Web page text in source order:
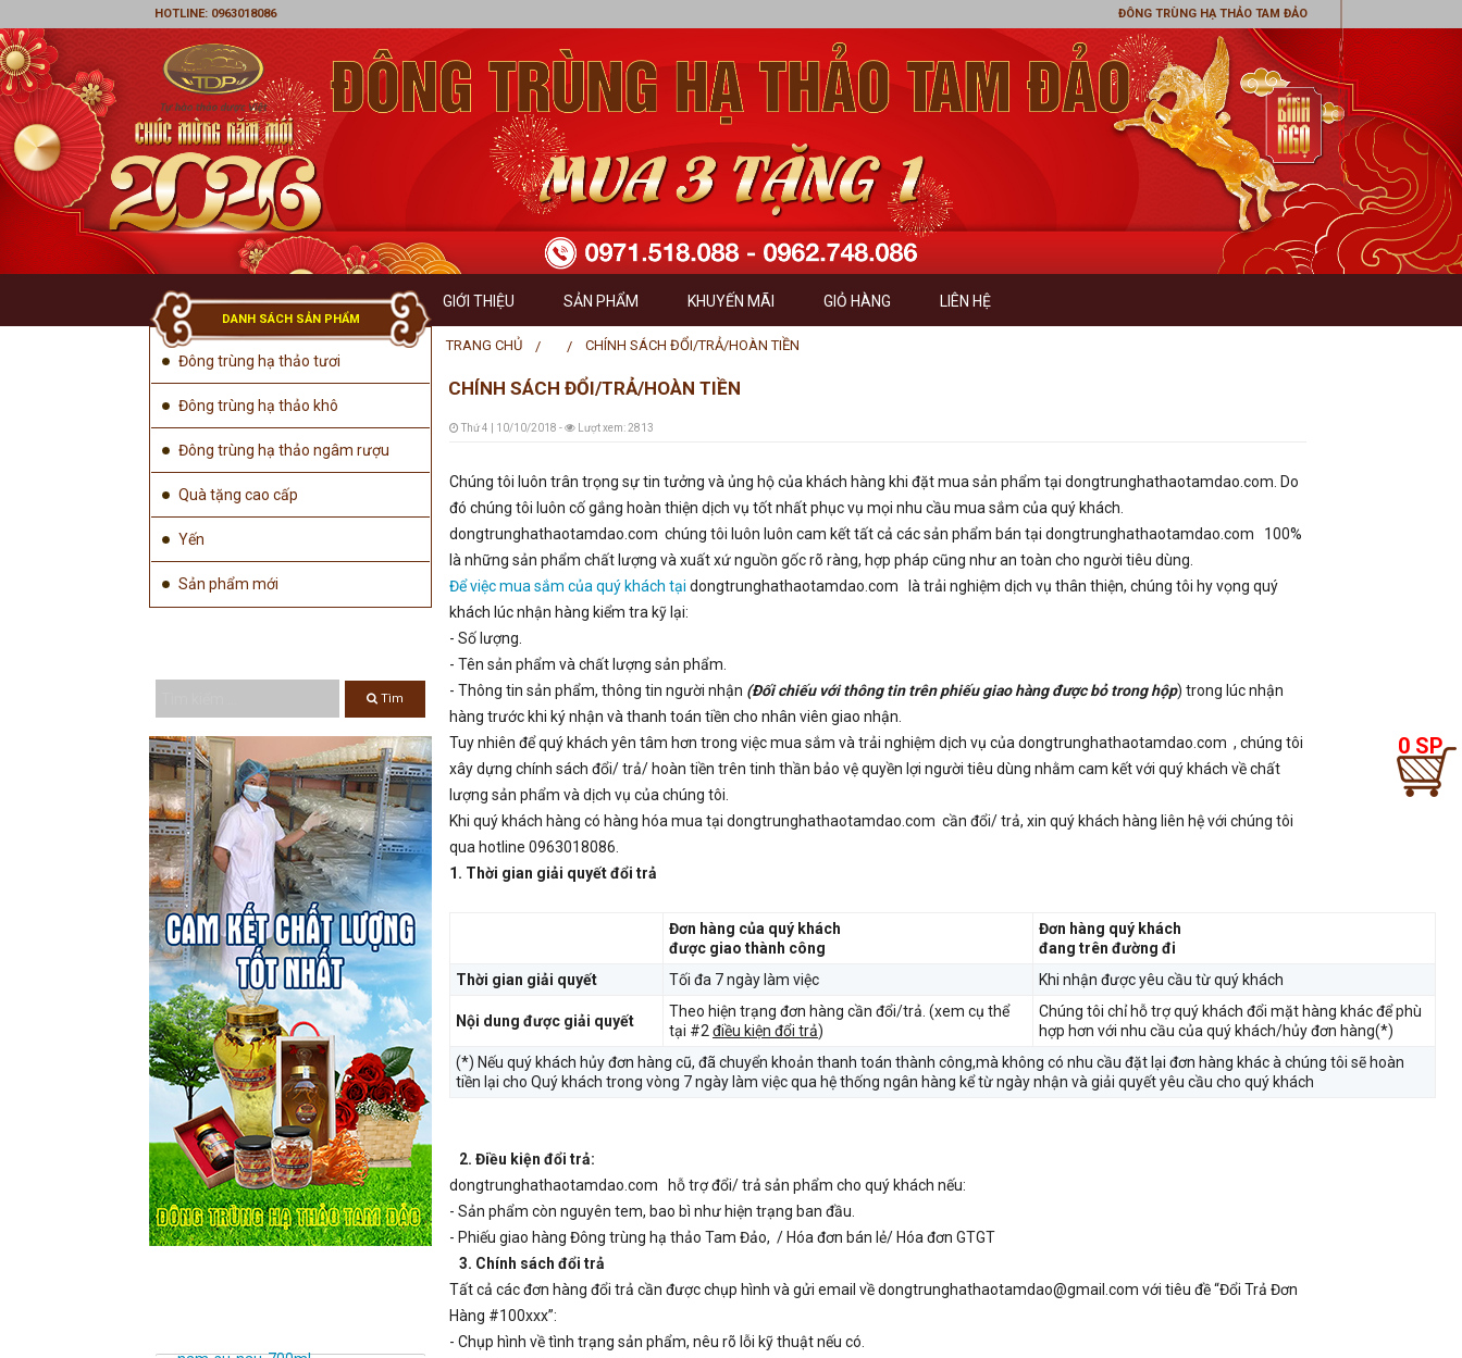
0 SP
HOTLINE: 0963018086 ĐÔNG TRÙNG HẠ THẢO TAM ĐẢO
DANH SÁCH SẢN PHẨM
GIỚI THIỆU
LỜI GIỚI THIỆU
TẦM NHÌN - SỨ MỆNH
GIÁ TRỊ CỐT LÕI
SẢN PHẨM KHUYẾN MÃI GIỎ HÀNG LIÊN HỆ
Đông trùng hạ thảo tươi
Đông trùng hạ thảo khô
Đông trùng hạ thảo ngâm rượu
Quà tặng cao cấp
Yến
Sản phẩm mới
Tìm
TRANG CHỦ CHÍNH SÁCH ĐỔI/TRẢ/HOÀN TIỀN
CHÍNH SÁCH ĐỔI/TRẢ/HOÀN TIỀN
Thứ 4 | 10/10/2018 - Lượt xem: 2813
Chúng tôi luôn trân trọng sự tin tưởng và ủng hộ của khách hàng khi đặt mua sản phẩm tại dongtrunghathaotamdao.com. Do
đó chúng tôi luôn cố gắng hoàn thiện dịch vụ tốt nhất phục vụ mọi nhu cầu mua sắm của quý khách.
dongtrunghathaotamdao.com chúng tôi luôn luôn cam kết tất cả các sản phẩm bán tại dongtrunghathaotamdao.com 100%
là những sản phẩm chất lượng và xuất xứ nguồn gốc rõ ràng, hợp pháp cũng như an toàn cho người tiêu dùng.
Để việc mua sắm của quý khách tại dongtrunghathaotamdao.com là trải nghiệm dịch vụ thân thiện, chúng tôi hy vọng quý
khách lúc nhận hàng kiểm tra kỹ lại:
- Số lượng.
- Tên sản phẩm và chất lượng sản phẩm.
- Thông tin sản phẩm, thông tin người nhận (Đối chiếu với thông tin trên phiếu giao hàng được bỏ trong hộp) trong lúc nhận
hàng trước khi ký nhận và thanh toán tiền cho nhân viên giao nhận.
Tuy nhiên để quý khách yên tâm hơn trong việc mua sắm và trải nghiệm dịch vụ của dongtrunghathaotamdao.com , chúng tôi
xây dựng chính sách đổi/ trả/ hoàn tiền trên tinh thần bảo vệ quyền lợi người tiêu dùng nhằm cam kết với quý khách về chất
lượng sản phẩm và dịch vụ của chúng tôi.
Khi quý khách hàng có hàng hóa mua tại dongtrunghathaotamdao.com cần đổi/ trả, xin quý khách hàng liên hệ với chúng tôi
qua hotline 0963018086.
1. Thời gian giải quyết đổi trả
Đơn hàng của quý khách
được giao thành công
Đơn hàng quý khách
đang trên đường đi
Thời gian giải quyết
Tối đa 7 ngày làm việc Khi nhận được yêu cầu từ quý khách
Nội dung được giải quyết
Theo hiện trạng đơn hàng cần đổi/trả. (xem cụ thể
tại #2điều kiện đổi trả)
Chúng tôi chỉ hỗ trợ quý khách đổi mặt hàng khác để phù
hợp hơn với nhu cầu của quý khách/hủy đơn hàng(*)
(*) Nếu quý khách hủy đơn hàng cũ, đã chuyển khoản thanh toán thành công,mà không có nhu cầu đặt lại đơn hàng khác à chúng tôi sẽ hoàn
tiền lại cho Quý khách trong vòng 7 ngày làm việc qua hệ thống ngân hàng kể từ ngày nhận và giải quyết yêu cầu cho quý khách
2. Điều kiện đổi trả:
dongtrunghathaotamdao.com hỗ trợ đổi/ trả sản phẩm cho quý khách nếu:
- Sản phẩm còn nguyên tem, bao bì như hiện trạng ban đầu.
- Phiếu giao hàng Đông trùng hạ thảo Tam Đảo, / Hóa đơn bán lẻ/ Hóa đơn GTGT
3. Chính sách đổi trả
Tất cả các đơn hàng đổi trả cần được chụp hình và gửi email về dongtrunghathaotamdao@gmail.com với tiêu đề “Đổi Trả Đơn
Hàng #100xxx”:
- Chụp hình về tình trạng sản phẩm, nêu rõ lỗi kỹ thuật nếu có.